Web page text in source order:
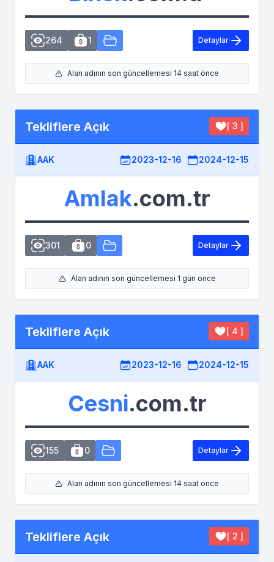
264 1 Detaylar
Alan adının son güncellemesi 14 saat önce
Tekliflere Açık [ 3 ]
AAK 2023-12-16 2024-12-15
Amlak.com.tr
301 0 Detaylar
Alan adının son güncellemesi 1 gün önce
Tekliflere Açık [ 4 ]
AAK 2023-12-16 2024-12-15
Cesni.com.tr
155 0 Detaylar
Alan adının son güncellemesi 14 saat önce
Tekliflere Açık [ 2 ]